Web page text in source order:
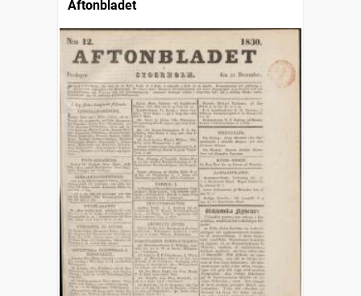
Aftonbladet